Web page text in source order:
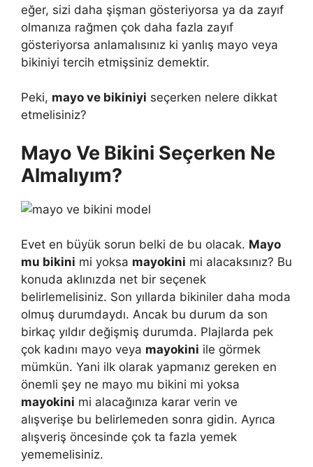
eğer, sizi daha şişman gösteriyorsa ya da zayıf
olmanıza rağmen çok daha fazla zayıf
gösteriyorsa anlamalısınız ki yanlış mayo veya
bikiniyi tercih etmişsiniz demektir.
Peki, mayo ve bikiniyi seçerken nelere dikkat
etmelisiniz?
Mayo Ve Bikini Seçerken Ne
Almalıyım?
Evet en büyük sorun belki de bu olacak. Mayo
mu bikini mi yoksa mayokini mi alacaksınız? Bu
konuda aklınızda net bir seçenek
belirlemelisiniz. Son yıllarda bikiniler daha moda
olmuş durumdaydı. Ancak bu durum da son
birkaç yıldır değişmiş durumda. Plajlarda pek
çok kadını mayo veya mayokini ile görmek
mümkün. Yani ilk olarak yapmanız gereken en
önemli şey ne mayo mu bikini mi yoksa
mayokini mi alacağınıza karar verin ve
alışverişe bu belirlemeden sonra gidin. Ayrıca
alışveriş öncesinde çok ta fazla yemek
yememelisiniz.